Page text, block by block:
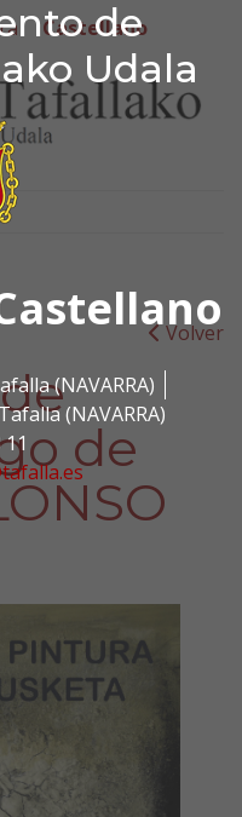
de
Udala
(NAVARRA)
(NAVARRA)
de
Castellano
Volver
de